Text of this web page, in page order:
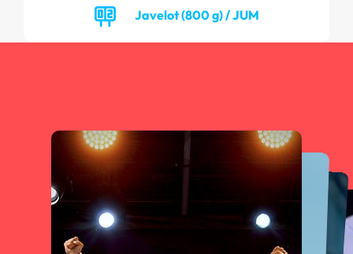
Javelot (800 g) / JUM